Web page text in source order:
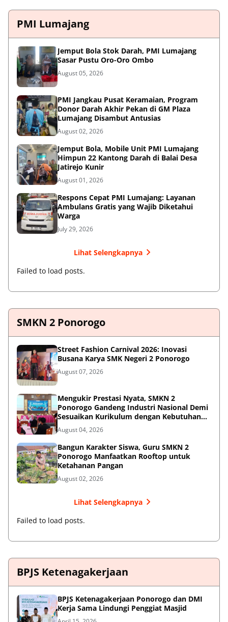
PMI Lumajang
Jemput Bola Stok Darah, PMI Lumajang
Sasar Pustu Oro-Oro Ombo
August 05, 2026
PMI Jangkau Pusat Keramaian, Program
Donor Darah Akhir Pekan di GM Plaza
Lumajang Disambut Antusias
August 02, 2026
Jemput Bola, Mobile Unit PMI Lumajang
Himpun 22 Kantong Darah di Balai Desa
Jatirejo Kunir
August 01, 2026
Respons Cepat PMI Lumajang: Layanan
Ambulans Gratis yang Wajib Diketahui
Warga
July 29, 2026
Lihat Selengkapnya
Failed to load posts.
SMKN 2 Ponorogo
Street Fashion Carnival 2026: Inovasi
Busana Karya SMK Negeri 2 Ponorogo
August 07, 2026
Mengukir Prestasi Nyata, SMKN 2
Ponorogo Gandeng Industri Nasional Demi
Sesuaikan Kurikulum dengan Kebutuhan
Dunia Kerja
August 04, 2026
Bangun Karakter Siswa, Guru SMKN 2
Ponorogo Manfaatkan Rooftop untuk
Ketahanan Pangan
August 02, 2026
Lihat Selengkapnya
Failed to load posts.
BPJS Ketenagakerjaan
BPJS Ketenagakerjaan Ponorogo dan DMI
Kerja Sama Lindungi Penggiat Masjid